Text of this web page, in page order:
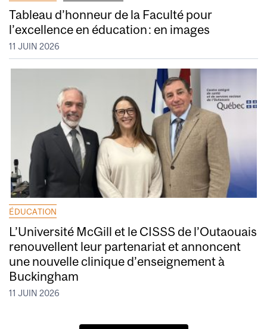
Tableau d’honneur de la Faculté pour
l’excellence en éducation : en images
11 JUIN 2026
ÉDUCATION
L’Université McGill et le CISSS de l’Outaouais
renouvellent leur partenariat et annoncent
une nouvelle clinique d’enseignement à
Buckingham
11 JUIN 2026